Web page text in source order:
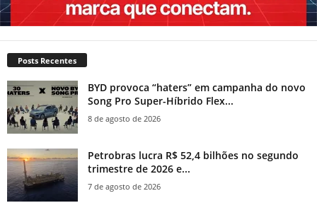
Posts Recentes
BYD provoca “haters” em campanha do novo
Song Pro Super-Híbrido Flex...
8 de agosto de 2026
Petrobras lucra R$ 52,4 bilhões no segundo
trimestre de 2026 e...
7 de agosto de 2026